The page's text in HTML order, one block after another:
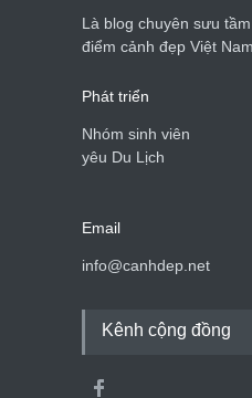
Là blog chuyên sưu
điểm cảnh đẹp Việt
Phát triển
Nhóm sinh viên
yêu Du Lịch
Email
info@canhdep.net
Kênh cộng đồng